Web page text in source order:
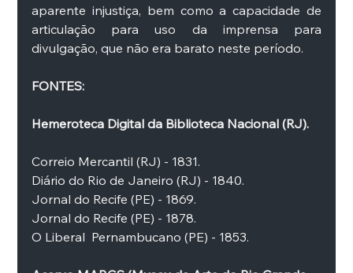
aparente injustiça, bem como a capacidade de
articulação para uso da imprensa para
divulgação, que não era barato neste período.
FONTES:
Hemeroteca Digital da Biblioteca Nacional (RJ).
Correio Mercantil (RJ) - 1831.
Diário do Rio de Janeiro (RJ) - 1840.
Jornal do Recife (PE) - 1869.
Jornal do Recife (PE) - 1878.
O Liberal  Pernambucano (PE) - 1853.